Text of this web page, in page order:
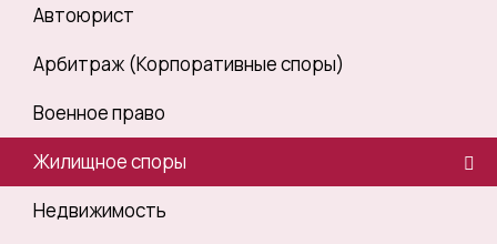
Автоюрист
Арбитраж (Корпоративные споры)
Военное право
Жилищное споры
Недвижимость